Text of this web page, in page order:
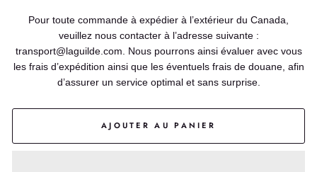
Pour toute commande à expédier à l’extérieur du Canada,
veuillez nous contacter à l’adresse suivante :
transport@laguilde.com. Nous pourrons ainsi évaluer avec vous
les frais d’expédition ainsi que les éventuels frais de douane, afin
d’assurer un service optimal et sans surprise.
AJOUTER AU PANIER